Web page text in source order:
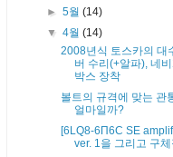
►5월(14)
▼4월(14)
2008년식 토스카의 대
버 수리(+알파), 네
박스 장착
볼트의 규격에 맞는 관
얼마일까?
[6LQ8-6П6С SE
ver. 1을 그리고 구